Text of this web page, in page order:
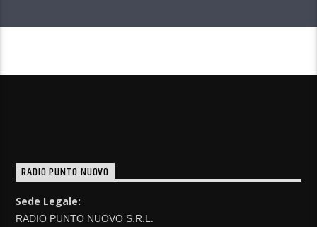
RADIO PUNTO NUOVO
Sede Legale:
RADIO PUNTO NUOVO S.R.L.